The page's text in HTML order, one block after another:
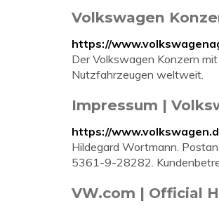
Volkswagen
https://
Der Volkswagen Konzern
Nutzfahrzeugen weltweit.
Impressum |
https://
Hildegard Wortmann.
5361-9-28282.
VW.com | Official